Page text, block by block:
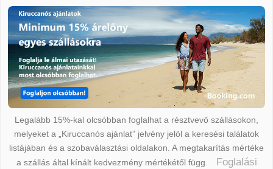
Legalább 15%-kal olcsóbban foglalhat a résztvevő szállásokon,
melyeket a „Kiruccanós ajánlat” jelvény jelöl a keresési találatok
listájában és a szobaválasztási oldalakon. A megtakarítás mértéke
a szállás által kínált kedvezmény mértékétől függ.
Foglalási